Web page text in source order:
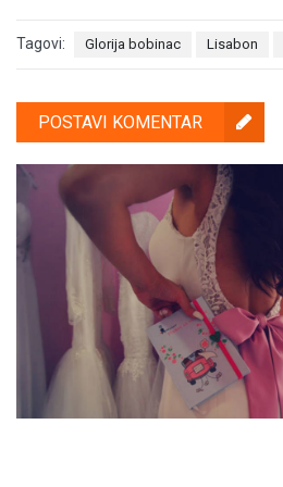
Tagovi: Glorija bobinac Lisabon
POSTAVI KOMENTAR